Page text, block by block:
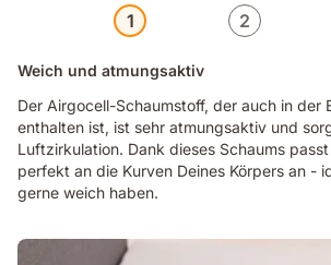
1 2
Weich und atmungsaktiv
Der Airgocell-Schaumstoff, der auch in der
enthalten ist, ist sehr atmungsaktiv und
Luftzirkulation. Dank dieses Schaums
perfekt an die Kurven Deines Körpers an -
gerne weich haben.